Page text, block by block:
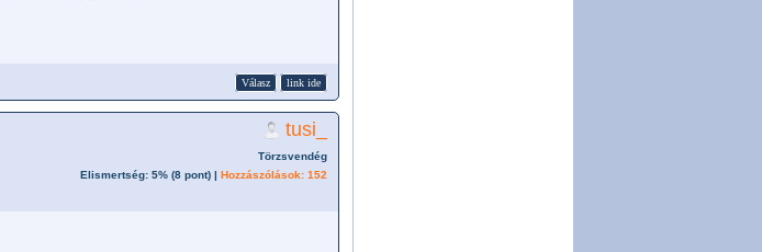
Válasz link ide
tusi_
Törzsvendég
Elismertség: 5% (8 pont) | Hozzászólások: 152